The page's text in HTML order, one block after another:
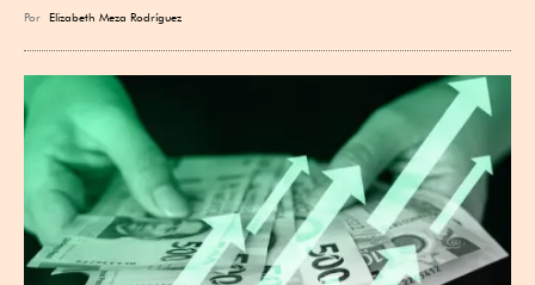
Por Elizabeth Meza Rodríguez